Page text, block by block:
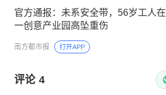
官方通报：未系安全带，56岁工人在
一创意产业园高坠重伤
南方都市报 打开APP
评论 4